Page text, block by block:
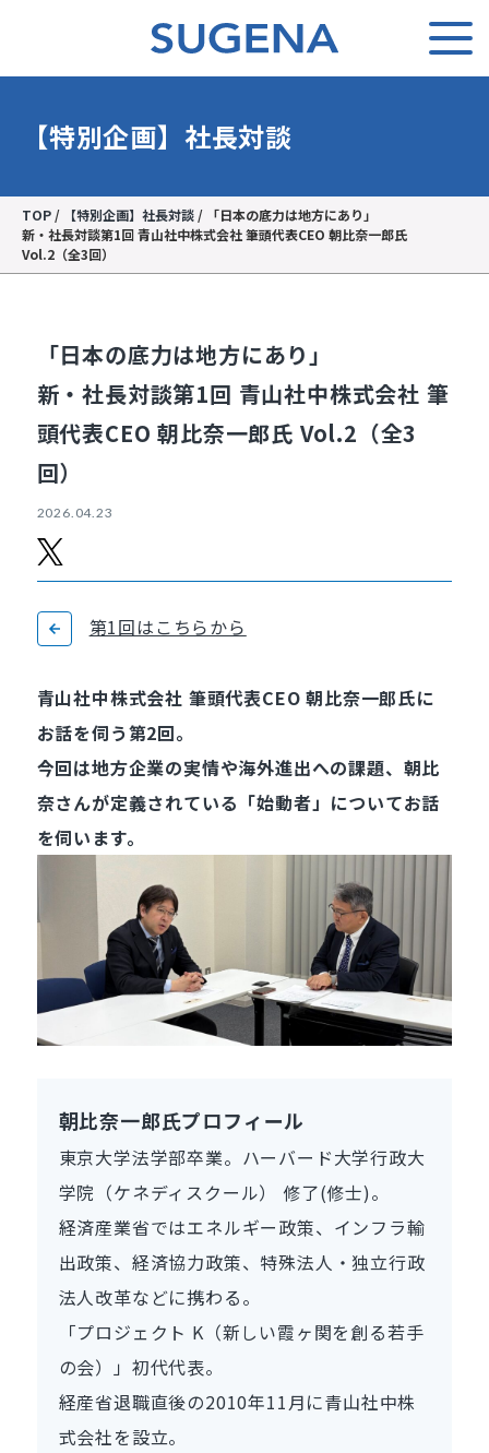
【特別企画】社長対談
TOP / 【特別企画】社長対談 / 「日本の底力は地方にあり」
新・社長対談第1回 青山社中株式会社 筆頭代表CEO 朝比奈一郎氏
Vol.2（全3回）
「日本の底力は地方にあり」
新・社長対談第1回 青山社中株式会社 筆
頭代表CEO 朝比奈一郎氏 Vol.2（全3
回）
2026.04.23
第1回はこちらから
青山社中株式会社 筆頭代表CEO 朝比奈一郎氏に
お話を伺う第2回。
今回は地方企業の実情や海外進出への課題、朝比
奈さんが定義されている「始動者」についてお話
を伺います。
朝比奈一郎氏プロフィール
東京大学法学部卒業。ハーバード大学行政大
学院（ケネディスクール） 修了(修士)。
経済産業省ではエネルギー政策、インフラ輸
出政策、経済協力政策、特殊法人・独立行政
法人改革などに携わる。
「プロジェクト K（新しい霞ヶ関を創る若手
の会）」初代代表。
経産省退職直後の2010年11月に青山社中株
式会社を設立。